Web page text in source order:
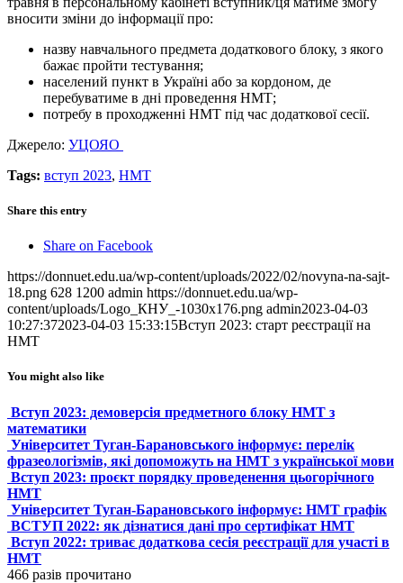
вносити зміни до інформації про:
назву навчального предмета додаткового блоку, з якого
бажає пройти тестування;
населений пункт в Україні або за кордоном, де
перебуватиме в дні проведення НМТ;
потребу в проходженні НМТ під час додаткової сесії.
Джерело: УЦОЯО
Tags: вступ 2023, НМТ
Share this entry
Share on Facebook
https://donnuet.edu.ua/wp-content/uploads/2022/02/novyna-na-sajt-
18.png 628 1200 admin https://donnuet.edu.ua/wp-
content/uploads/Logo_КНУ_-1030x176.png admin2023-04-03
10:27:372023-04-03 15:33:15Вступ 2023: старт реєстрації на
НМТ
You might also like
Вступ 2023: демоверсія предметного блоку НМТ з
математики
Університет Туган-Барановського інформує: перелік
фразеологізмів, які допоможуть на НМТ з української мови
Вступ 2023: проєкт порядку проведенення цьогорічного
НМТ
Університет Туган-Барановського інформує: НМТ графік
ВСТУП 2022: як дізнатися дані про сертифікат НМТ
Вступ 2022: триває додаткова сесія реєстрації для участі в
НМТ
466 разів прочитано